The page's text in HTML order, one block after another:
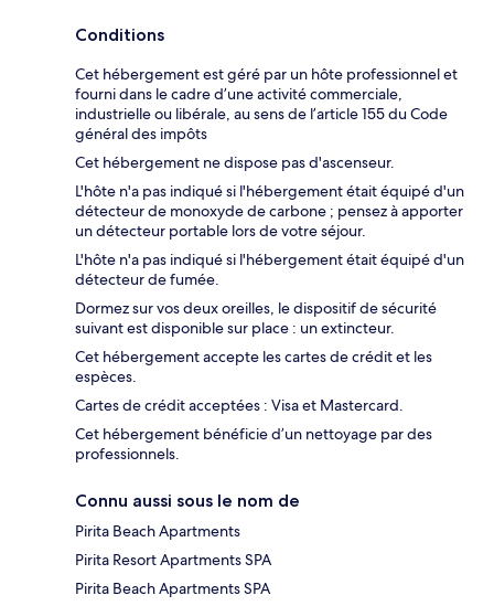
Conditions
Cet hébergement est géré par un hôte professionnel et
fourni dans le cadre d’une activité commerciale,
industrielle ou libérale, au sens de l’article 155 du Code
général des impôts
Cet hébergement ne dispose pas d'ascenseur.
L'hôte n'a pas indiqué si l'hébergement était équipé d'un
détecteur de monoxyde de carbone ; pensez à apporter
un détecteur portable lors de votre séjour.
L'hôte n'a pas indiqué si l'hébergement était équipé d'un
détecteur de fumée.
Dormez sur vos deux oreilles, le dispositif de sécurité
suivant est disponible sur place : un extincteur.
Cet hébergement accepte les cartes de crédit et les
espèces.
Cartes de crédit acceptées : Visa et Mastercard.
Cet hébergement bénéficie d’un nettoyage par des
professionnels.
Connu aussi sous le nom de
Pirita Beach Apartments
Pirita Resort Apartments SPA
Pirita Beach Apartments SPA